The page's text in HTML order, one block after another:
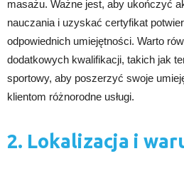
masażu. Ważne jest, aby ukończyć
nauczania i uzyskać certyfikat
odpowiednich umiejętności. Warto
dodatkowych kwalifikacji, takich jak
sportowy, aby poszerzyć swoje
klientom różnorodne usługi.
2. Lokalizacja i